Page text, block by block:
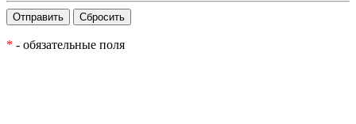
* - обязательные поля